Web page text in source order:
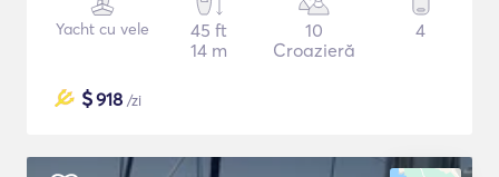
Yacht cu vele
45 ft
14 m
10
Croazieră
4
$918 /zi